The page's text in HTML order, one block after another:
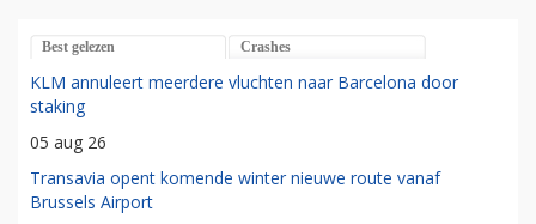
Best gelezen Crashes
KLM annuleert meerdere vluchten naar Barcelona door
staking
05 aug 26
Transavia opent komende winter nieuwe route vanaf
Brussels Airport